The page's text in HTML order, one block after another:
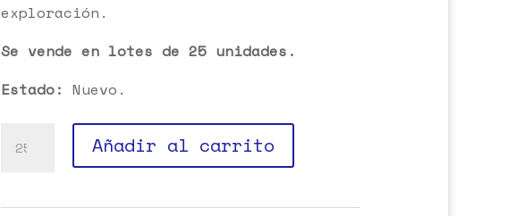
exploración.
Se vende en lotes de 25 unidades.
Estado: Nuevo.
para
(separación
Añadir al carrito